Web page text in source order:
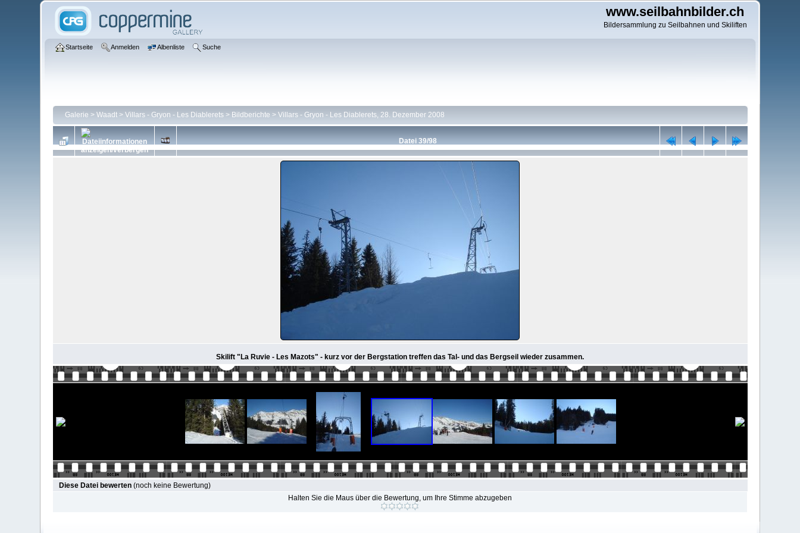
www.seilbahnbilder.ch
Bildersammlung zu Seilbahnen und Skiliften
Startseite Anmelden Albenliste Suche
Galerie > Waadt> Villars - Gryon - Les Diablerets> Bildberichte > Villars - Gryon - Les Diablerets, 28. Dezember 2008
Datei 39/98
Skilift "La Ruvie - Les Mazots" - kurz vor der Bergstation treffen das Tal- und das Bergseil wieder zusammen.
Diese Datei bewerten(noch keine Bewertung)
Halten Sie die Maus über die Bewertung, um Ihre Stimme abzugeben